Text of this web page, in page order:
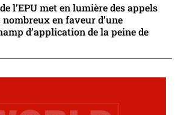
l’EPU met en lumière des appels
en faveur d’une
d’application de la peine de